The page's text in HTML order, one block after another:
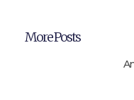
More Posts